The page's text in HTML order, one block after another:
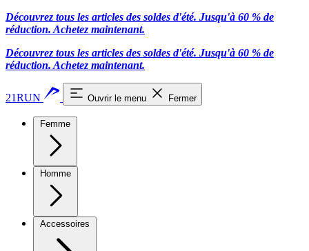
Découvrez tous les articles des soldes d'été. Jusqu'à 60 % de
réduction. Achetez maintenant.
Découvrez tous les articles des soldes d'été. Jusqu'à 60 % de
réduction. Achetez maintenant.
21RUN Ouvrir le menu Fermer
Femme
Homme
Accessoires